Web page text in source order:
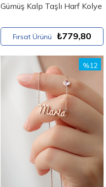
Gümüş Kalp Taşlı Harf Kolye
Fırsat Ürünü ₺779,80
%12